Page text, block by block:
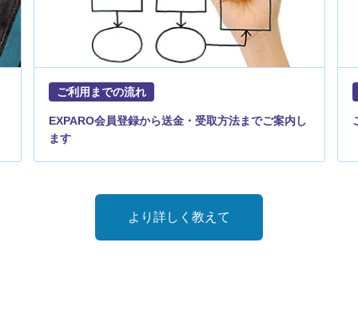
ご利用までの流れ
EXPARO会員登録から送金・受取方法までご案内し
ます
より詳しく教えて